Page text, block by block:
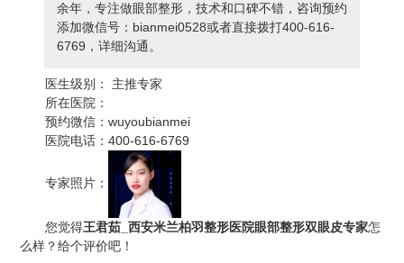
余年，专注做眼部整形，技术和口碑不错，咨询预约
添加微信号：bianmei0528或者直接拨打400-616-
6769，详细沟通。
医生级别：
主推专家
所在医院：
预约微信：wuyoubianmei
医院电话：400-616-6769
专家照片：
您觉得王君茹_西安米兰柏羽整形医院眼部整形双眼皮专家怎
么样？给个评价吧！